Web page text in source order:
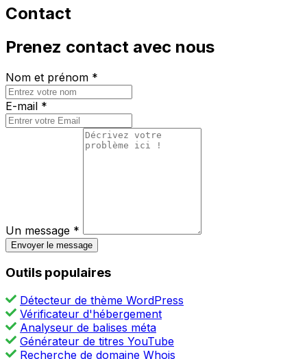
Contact
Prenez contact avec nous
Nom et prénom *
E-mail *
Un message *
Envoyer le message
Outils populaires
Détecteur de thème WordPress
Vérificateur d'hébergement
Analyseur de balises méta
Générateur de titres YouTube
Recherche de domaine Whois